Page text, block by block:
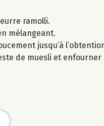
ramolli.
mélangeant.
jusqu’à
de muesli et